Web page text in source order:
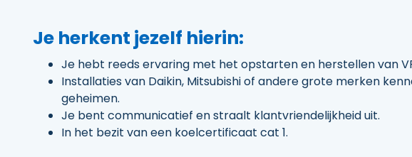
Je herkent jezelf hierin:
Je hebt reeds ervaring met het opstarten en herstellen van
Installaties van Daikin, Mitsubishi of andere grote merken
geheimen.
Je bent communicatief en straalt klantvriendelijkheid uit.
In het bezit van een koelcertificaat cat 1.